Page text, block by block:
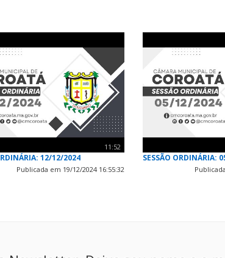
11:52
12/12/2024
Publicada em 19/12/2024 16:55:32
SESSÃO ORDINÁRIA: